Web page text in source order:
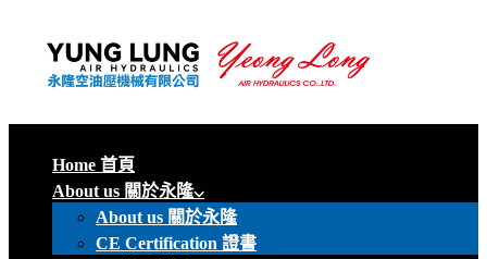
Home 首頁
About us 關於永隆
About us 關於永隆
CE Certification 證書